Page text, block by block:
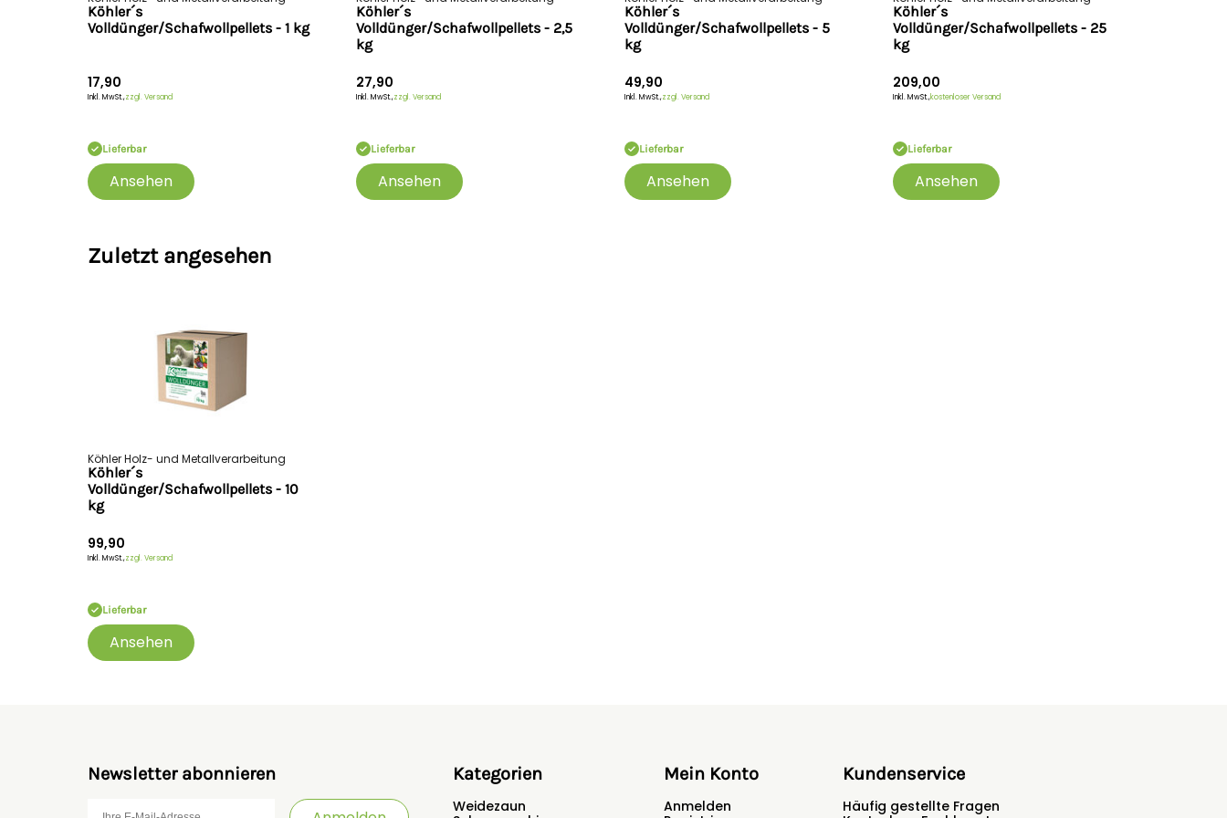
Köhler´s
Volldünger/Schafwollpellets - 1 kg
17,90
Inkl. MwSt.,zzgl. Versand
Lieferbar
Ansehen
Köhler´s
Volldünger/Schafwollpellets - 2,5
kg
27,90
Inkl. MwSt.,zzgl. Versand
Lieferbar
Ansehen
Köhler´s
Volldünger/Schafwollpellets - 5
kg
49,90
Inkl. MwSt.,zzgl. Versand
Lieferbar
Ansehen
Köhler´s
Volldünger/Schafwollpellets - 25
kg
209,00
Inkl. MwSt.,kostenloser Versand
Lieferbar
Ansehen
Zuletzt angesehen
Köhler Holz- und Metallverarbeitung
Köhler´s
Volldünger/Schafwollpellets - 10
kg
99,90
Inkl. MwSt.,zzgl. Versand
Lieferbar
Ansehen
Newsletter abonnieren Kategorien
Weidezaun
Mein Konto
Anmelden
Kundenservice
Häufig gestellte Fragen